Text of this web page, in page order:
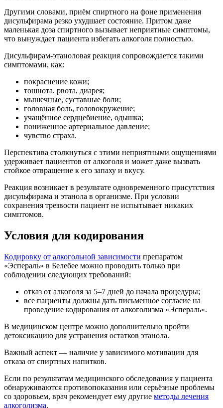
Другими словами, приём спиртного на фоне применения
дисульфирама резко ухудшает состояние. Притом даже
маленькая доза спиртного вызывает неприятные симптомы,
что вынуждает пациента избегать алкоголя полностью.
Дисульфирам-этаноловая реакция сопровождается такими
симптомами, как:
покраснение кожи;
тошнота, рвота, диарея;
мышечные, суставные боли;
головная боль, головокружение;
учащённое сердцебиение, одышка;
пониженное артериальное давление;
чувство страха.
Перспектива столкнуться с этими неприятными ощущениями
удерживает пациентов от алкоголя и может даже вызвать
стойкое отвращение к его запаху и вкусу.
Реакция возникает в результате одновременного присутствия
дисульфирама и этанола в организме. При условии
сохранения трезвости пациент не испытывает никаких
симптомов.
Условия для кодирования
Кодировку от алкогольной зависимости препаратом
«Эспераль» в Белебее можно проводить только при
соблюдении следующих требований:
отказ от алкоголя за 5–7 дней до начала процедуры;
все пациенты должны дать письменное согласие на
проведение кодирования от алкоголизма «Эспераль».
В медицинском центре можно дополнительно пройти
детоксикацию для устранения остатков этанола.
Важный аспект — наличие у зависимого мотивации для
отказа от спиртных напитков.
Если по результатам медицинского обследования у пациента
обнаруживаются противопоказания или серьёзные проблемы
со здоровьем, врач рекомендует ему другие методы лечения
алкоголизма.